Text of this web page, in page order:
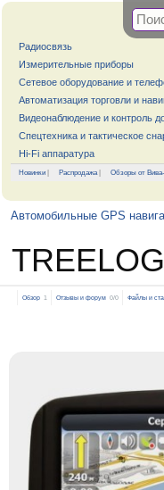
Радиосвязь
Измерительные приборы
Сетевое оборудование и
Автоматизация торговли и
Видеонаблюдение и контроль
Спецтехника и тактическое
Hi-Fi аппаратура
Новинки | Распродажа| Обзоры от
Автомобильные GPS
Обзор 1 Отзывы и форум 0/0 Файлы и